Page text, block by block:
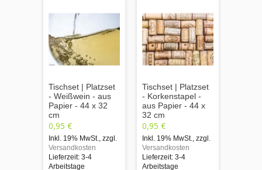
Tischset | Platzset
- Weißwein - aus
Papier - 44 x 32
cm
0,95 €
Inkl. 19% MwSt. zzgl.
Versandkosten
Lieferzeit: 3-4
Arbeitstage
Tischset | Platzset
- Korkenstapel -
aus Papier - 44 x
32 cm
0,95 €
Inkl. 19% MwSt. zzgl.
Versandkosten
Lieferzeit: 3-4
Arbeitstage